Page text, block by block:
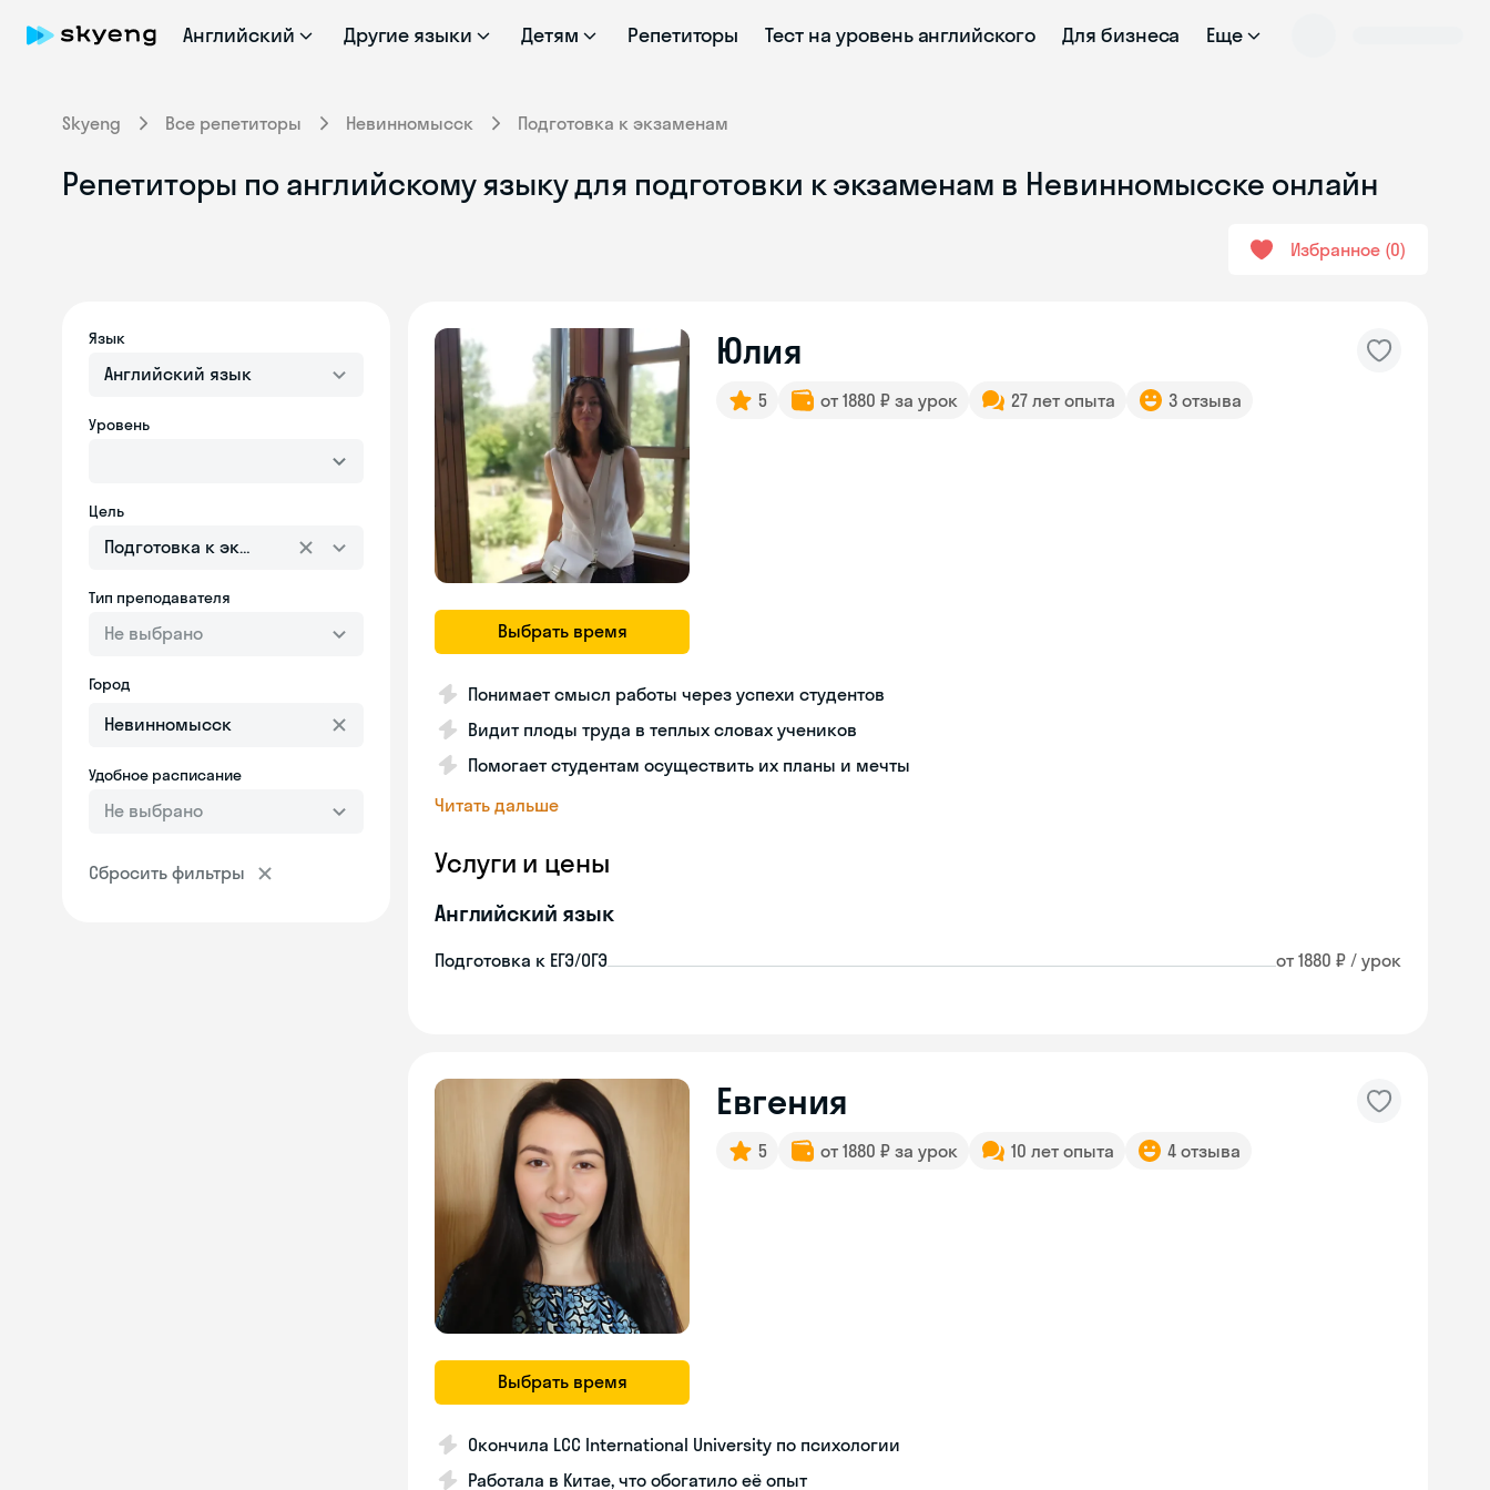
Английский Другие языки Детям Репетиторы Тест на уровень английского Для бизнеса Еще
Skyeng Все репетиторы Невинномысск Подготовка к экзаменам
Репетиторы по английскому языку для подготовки к экзаменам в Невинномысске онлайн
Избранное 0
Язык
Английский язык
Уровень
Цель
Подготовка к экзаменам
Тип преподавателя
Не выбрано
Город
Удобное расписание
Не выбрано
Сбросить фильтры
Выбрать время
Юлия
5 от 1880 ₽ за урок 27 лет опыта 3 отзыва
Понимает смысл работы через успехи студентов
Видит плоды труда в теплых словах учеников
Помогает студентам осуществить их планы и мечты
Читать дальше
Услуги и цены
Английский язык
Подготовка к ЕГЭ/ОГЭ от 1880 ₽ / урок
Выбрать время
Евгения
5 от 1880 ₽ за урок 10 лет опыта 4 отзыва
Окончила LCC International University по психологии
Работала в Китае, что обогатило её опыт